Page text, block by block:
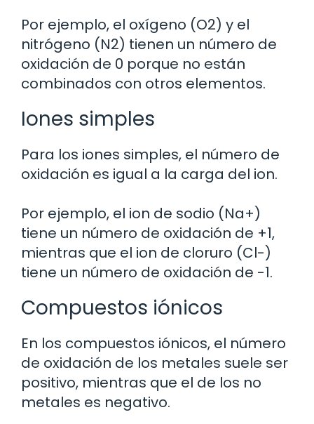
Por ejemplo, el oxígeno (O2) y el
nitrógeno (N2) tienen un número de
oxidación de 0 porque no están
combinados con otros elementos.
Iones simples
Para los iones simples, el número de
oxidación es igual a la carga del ion.
Por ejemplo, el ion de sodio (Na+)
tiene un número de oxidación de +1,
mientras que el ion de cloruro (Cl-)
tiene un número de oxidación de -1.
Compuestos iónicos
En los compuestos iónicos, el número
de oxidación de los metales suele ser
positivo, mientras que el de los no
metales es negativo.